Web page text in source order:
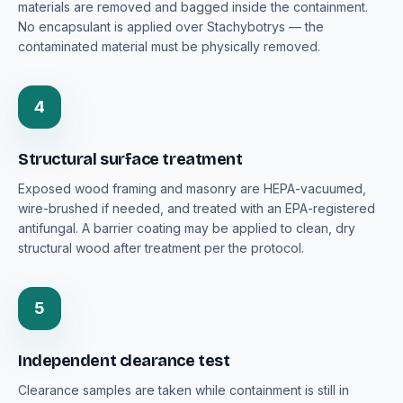
materials are removed and bagged inside the containment.
No encapsulant is applied over Stachybotrys — the
contaminated material must be physically removed.
4
Structural surface treatment
Exposed wood framing and masonry are HEPA-vacuumed,
wire-brushed if needed, and treated with an EPA-registered
antifungal. A barrier coating may be applied to clean, dry
structural wood after treatment per the protocol.
5
Independent clearance test
Clearance samples are taken while containment is still in